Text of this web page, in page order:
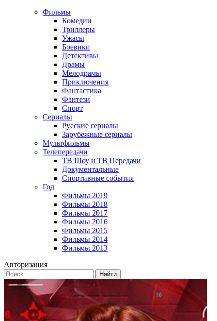
Фильмы
Комедии
Триллеры
Ужасы
Боевики
Детективы
Драмы
Мелодрамы
Приключения
Фантастика
Фэнтези
Спорт
Сериалы
Русские сериалы
Зарубежные сериалы
Мультфильмы
Телепередачи
ТВ Шоу и ТВ Передачи
Документальные
Спортивные события
Год
Фильмы 2019
Фильмы 2018
Фильмы 2017
Фильмы 2016
Фильмы 2015
Фильмы 2014
Фильмы 2013
Авторизация
Найти